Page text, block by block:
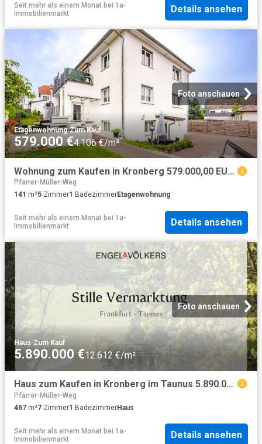
Seit mehr als einem Monat bei 1a-
Immobilienmarkt
Details ansehen
Foto anschauen
Etagenwohnung·Zum Kauf
579.000 €4.106 €/m²
Wohnung zum Kaufen in Kronberg 579.000,00 EUR 141 m²
Pfarrer-Müller-Weg
141 m²5 Zimmer1 BadezimmerEtagenwohnung
Seit mehr als einem Monat bei 1a-
Immobilienmarkt
Details ansehen
Foto anschauen
Haus·Zum Kauf
5.890.000 €12.612 €/m²
Haus zum Kaufen in Kronberg im Taunus 5.890.000,00 EUR 467.73 m²
Pfarrer-Müller-Weg
467 m²7 Zimmer1 BadezimmerHaus
Seit mehr als einem Monat bei 1a-
Immobilienmarkt
Details ansehen